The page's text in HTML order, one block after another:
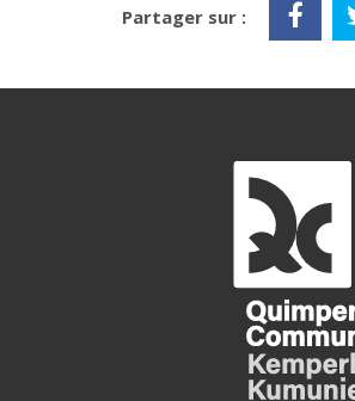
Partager sur :